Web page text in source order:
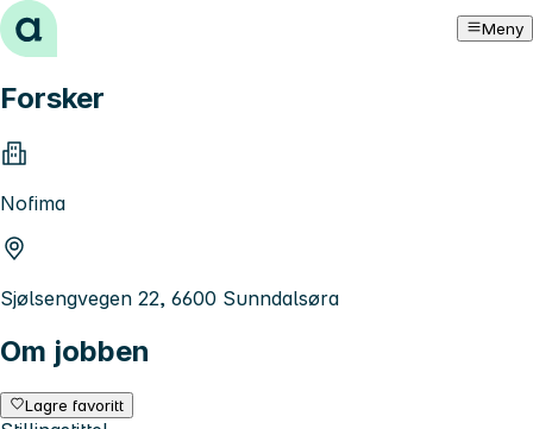
Hopp til innhold Meny
Forsker
Nofima
Sjølsengvegen 22, 6600 Sunndalsøra
Om jobben
Lagre favoritt